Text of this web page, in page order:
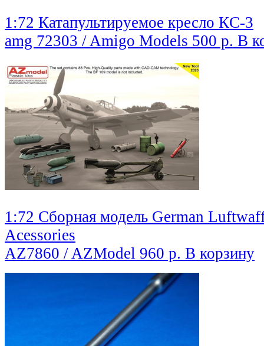
1:72 Катапультируемое кресло КC-3
amg 72303 / Amigo Models 500 р. В
1:72 Сборная модель German
Acessories
AZ7860 / AZModel 960 р. В корзину